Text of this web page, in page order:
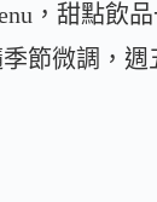
，甜點飲
節微調，週